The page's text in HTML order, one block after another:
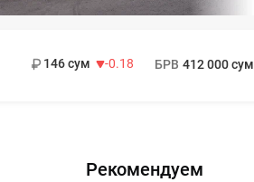
146 сум
-0.18
БРВ 412 000 сум
Рекомендуем